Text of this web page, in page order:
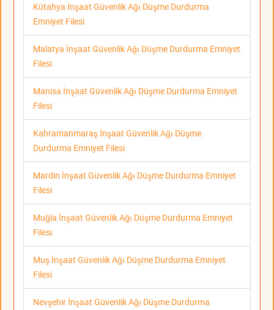
Kütahya İnşaat Güvenlik Ağı Düşme Durdurma
Emniyet Filesi
Malatya İnşaat Güvenlik Ağı Düşme Durdurma Emniyet
Filesi
Manisa İnşaat Güvenlik Ağı Düşme Durdurma Emniyet
Filesi
Kahramanmaraş İnşaat Güvenlik Ağı Düşme
Durdurma Emniyet Filesi
Mardin İnşaat Güvenlik Ağı Düşme Durdurma Emniyet
Filesi
Muğla İnşaat Güvenlik Ağı Düşme Durdurma Emniyet
Filesi
Muş İnşaat Güvenlik Ağı Düşme Durdurma Emniyet
Filesi
Nevşehir İnşaat Güvenlik Ağı Düşme Durdurma